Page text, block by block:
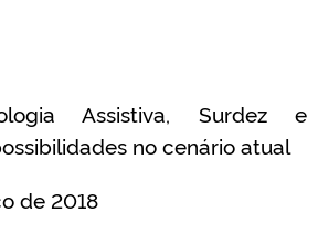
Assistiva, Surdez e
no cenário atual
de 2018